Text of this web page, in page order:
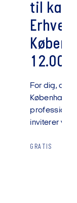
til
12.00
For dig, der
København
inviterer vi
GRATIS